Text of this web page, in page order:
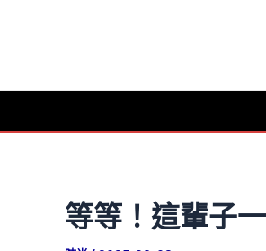
要
等等！這輩子